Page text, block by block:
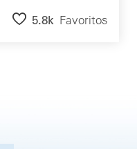
5.8k Favoritos